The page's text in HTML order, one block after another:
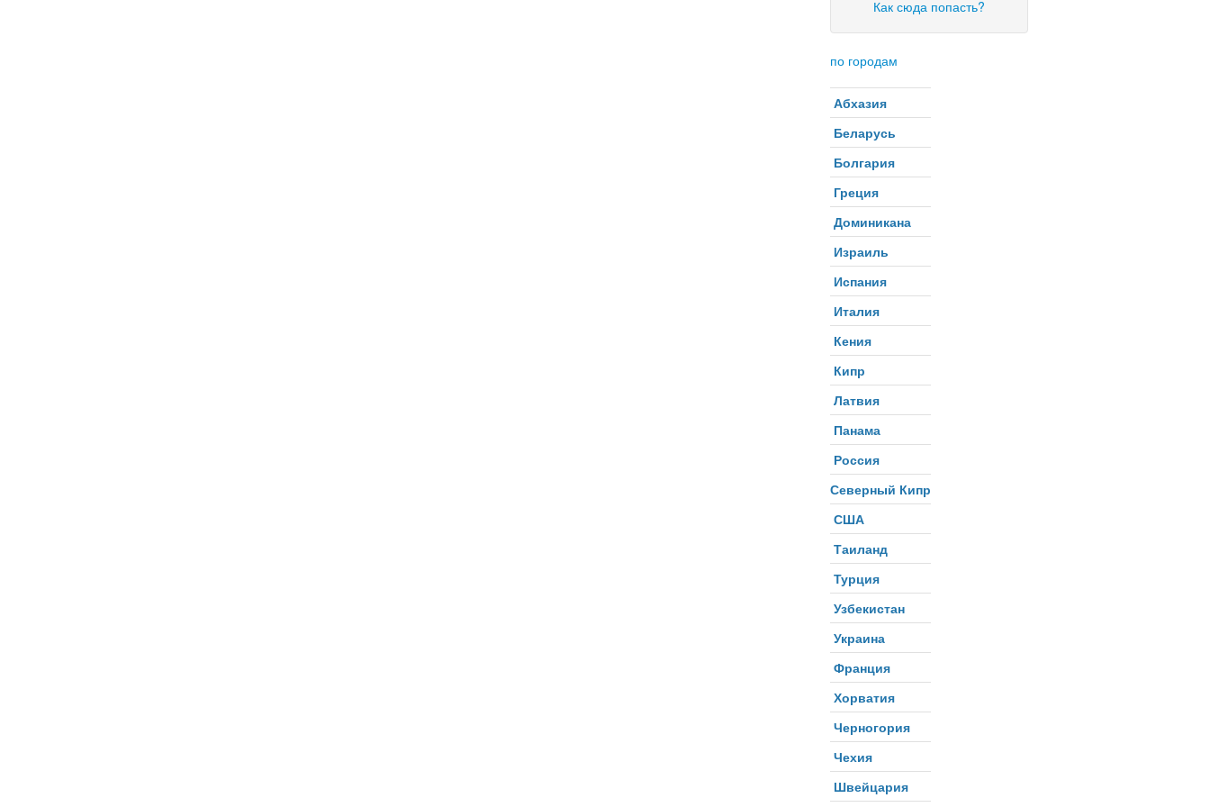
Как сюда попасть?
по городам
Абхазия
Беларусь
Болгария
Греция
Доминикана
Израиль
Испания
Италия
Кения
Кипр
Латвия
Панама
Россия
Северный Кипр
США
Таиланд
Турция
Узбекистан
Украина
Франция
Хорватия
Черногория
Чехия
Швейцария